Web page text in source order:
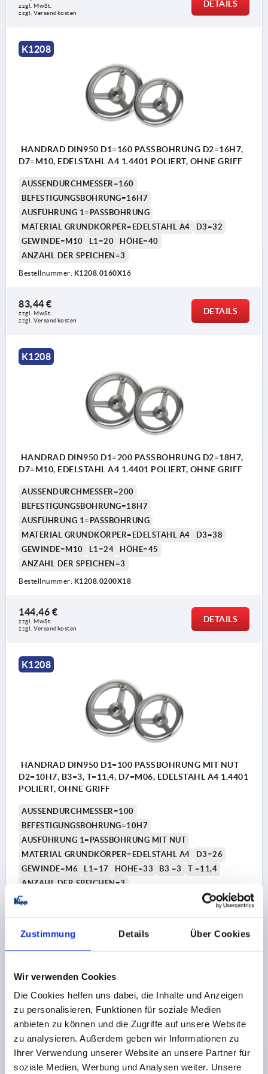
Zustimmung Details Über Cookies
Wir verwenden Cookies
Die Cookies helfen uns dabei, die Inhalte und Anzeigen
zu personalisieren, Funktionen für soziale Medien
anbieten zu können und die Zugriffe auf unsere Website
zu analysieren. Außerdem geben wir Informationen zu
Ihrer Verwendung unserer Website an unsere Partner für
soziale Medien, Werbung und Analysen weiter. Unsere
zzgl. MwSt.
zzgl. Versandkosten
DETAILS
K1208
HANDRAD DIN950 D1=160 PASSBOHRUNG D2=16H7,
D7=M10, EDELSTAHL A4 1.4401 POLIERT, OHNE GRIFF
AUSSENDURCHMESSER=160
BEFESTIGUNGSBOHRUNG=16H7
AUSFÜHRUNG 1=PASSBOHRUNG
MATERIAL GRUNDKÖRPER=EDELSTAHL A4
D3=32
GEWINDE=M10
L1=20
HÖHE=40
ANZAHL DER SPEICHEN=3
Bestellnummer: K1208.0160X16
83,44 €
zzgl. MwSt.
zzgl. Versandkosten
DETAILS
K1208
HANDRAD DIN950 D1=200 PASSBOHRUNG D2=18H7,
D7=M10, EDELSTAHL A4 1.4401 POLIERT, OHNE GRIFF
AUSSENDURCHMESSER=200
BEFESTIGUNGSBOHRUNG=18H7
AUSFÜHRUNG 1=PASSBOHRUNG
MATERIAL GRUNDKÖRPER=EDELSTAHL A4
D3=38
GEWINDE=M10
L1=24
HÖHE=45
ANZAHL DER SPEICHEN=3
Bestellnummer: K1208.0200X18
144,46 €
zzgl. MwSt.
zzgl. Versandkosten
DETAILS
K1208
HANDRAD DIN950 D1=100 PASSBOHRUNG MIT NUT
D2=10H7, B3=3, T=11,4, D7=M06, EDELSTAHL A4 1.4401
POLIERT, OHNE GRIFF
AUSSENDURCHMESSER=100
BEFESTIGUNGSBOHRUNG=10H7
AUSFÜHRUNG 1=PASSBOHRUNG MIT NUT
MATERIAL GRUNDKÖRPER=EDELSTAHL A4
D3=26
GEWINDE=M6
L1=17 HÖHE=33 B3 =3
T =11,4
ANZAHL DER SPEICHEN=3
Bestellnummer:
41,46 €
DETAILS